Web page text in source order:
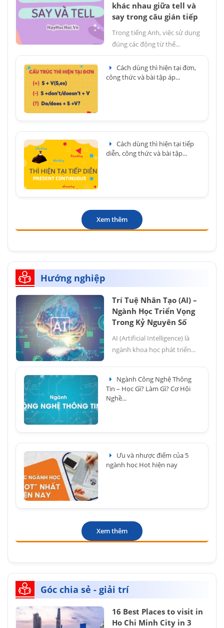
khác nhau giữa tell và
say trong câu gián tiếp
Trong tiếng Anh, việc sử dụng
đúng các động từ thể...
Cách dùng thì hiện tại đơn,
công thức và bài tập áp...
Cách dùng thì hiện tại tiếp
diễn, công thức và bài tập...
Xem thêm
Hướng nghiệp
Trí Tuệ Nhân Tạo (AI) –
Ngành Học Triển Vọng
Trong Kỷ Nguyên Số
AI (Artificial Intelligence) là
ngành khoa học phát triển...
Ngành Công Nghệ Thông
Tin – Học Gì? Làm Gì? Cơ Hội
Nghề...
Ưu và nhược điểm của 5
ngành học Hot hiện nay
Xem thêm
Góc chia sẻ - giải trí
16 Best Places to visit in
Ho Chi Minh City in 3